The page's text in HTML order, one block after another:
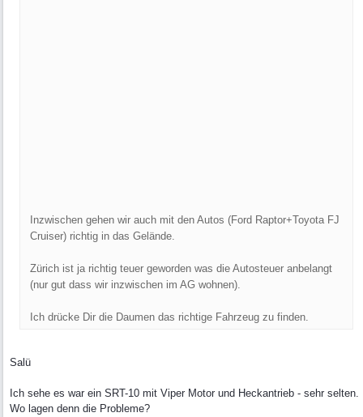
Inzwischen gehen wir auch mit den Autos (Ford Raptor+Toyota FJ
Cruiser) richtig in das Gelände.
Zürich ist ja richtig teuer geworden was die Autosteuer anbelangt
(nur gut dass wir inzwischen im AG wohnen).
Ich drücke Dir die Daumen das richtige Fahrzeug zu finden.
Salü
Ich sehe es war ein SRT-10 mit Viper Motor und Heckantrieb - sehr selten.
Wo lagen denn die Probleme?